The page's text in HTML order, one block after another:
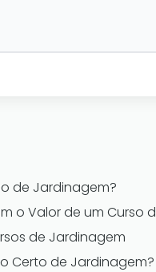
de Jardinagem?
o Valor de um Curso
de Jardinagem
Certo de Jardinagem?